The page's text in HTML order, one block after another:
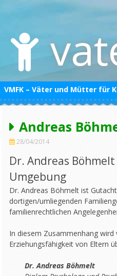
content
VMFK – Väter und Mütter für
Datenschutzerklärung
Impressum
Andreas
28/04/2014
Dr. Andreas
Umgebung
Dr. Andreas Böhmelt ist
dortigen/umliegenden
familienrechtlichen
In diesem Zusammenhang
Erziehungsfähigkeit von Eltern
Dr. Andreas Böhmelt